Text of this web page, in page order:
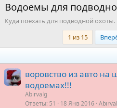
Водоемы для
Куда поехать для подводной охоты.
1 из 15
воровство из авто на
водоемах!!!
Abirvalg
Ответы 51 18 Янв 2016